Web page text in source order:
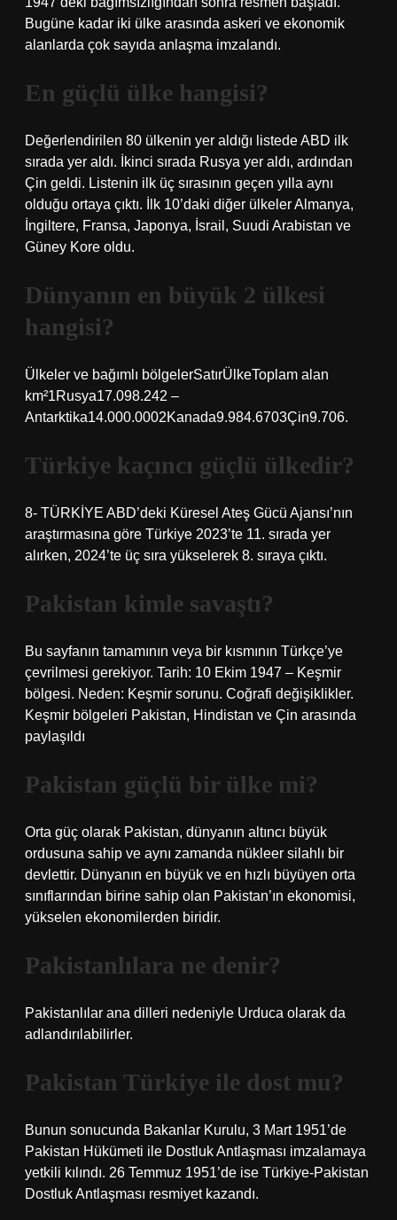
Bugüne kadar iki ülke arasında askeri ve ekonomik
alanlarda çok sayıda anlaşma imzalandı.
En güçlü ülke hangisi?
Değerlendirilen 80 ülkenin yer aldığı listede ABD ilk
sırada yer aldı. İkinci sırada Rusya yer aldı, ardından
Çin geldi. Listenin ilk üç sırasının geçen yılla aynı
olduğu ortaya çıktı. İlk 10’daki diğer ülkeler Almanya,
İngiltere, Fransa, Japonya, İsrail, Suudi Arabistan ve
Güney Kore oldu.
Dünyanın en büyük 2 ülkesi
hangisi?
Ülkeler ve bağımlı bölgelerSatırÜlkeToplam alan
km²1Rusya17.098.242 –
Antarktika14.000.0002Kanada9.984.6703Çin9.706.
Türkiye kaçıncı güçlü ülkedir?
8- TÜRKİYE ABD’deki Küresel Ateş Gücü Ajansı’nın
araştırmasına göre Türkiye 2023’te 11. sırada yer
alırken, 2024’te üç sıra yükselerek 8. sıraya çıktı.
Pakistan kimle savaştı?
Bu sayfanın tamamının veya bir kısmının Türkçe’ye
çevrilmesi gerekiyor. Tarih: 10 Ekim 1947 – Keşmir
bölgesi. Neden: Keşmir sorunu. Coğrafi değişiklikler.
Keşmir bölgeleri Pakistan, Hindistan ve Çin arasında
paylaşıldı
Pakistan güçlü bir ülke mi?
Orta güç olarak Pakistan, dünyanın altıncı büyük
ordusuna sahip ve aynı zamanda nükleer silahlı bir
devlettir. Dünyanın en büyük ve en hızlı büyüyen orta
sınıflarından birine sahip olan Pakistan’ın ekonomisi,
yükselen ekonomilerden biridir.
Pakistanlılara ne denir?
Pakistanlılar ana dilleri nedeniyle Urduca olarak da
adlandırılabilirler.
Pakistan Türkiye ile dost mu?
Bunun sonucunda Bakanlar Kurulu, 3 Mart 1951’de
Pakistan Hükümeti ile Dostluk Antlaşması imzalamaya
yetkili kılındı. 26 Temmuz 1951’de ise Türkiye-Pakistan
Dostluk Antlaşması resmiyet kazandı.